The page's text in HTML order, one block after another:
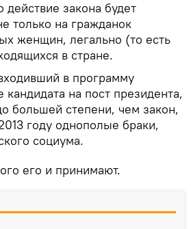
действие закона будет
только на гражданок
женщин, легально (то есть
в стране.
в программу
на пост президента,
большей степени, чем закон,
году однополые браки,
социума.
его и принимают.